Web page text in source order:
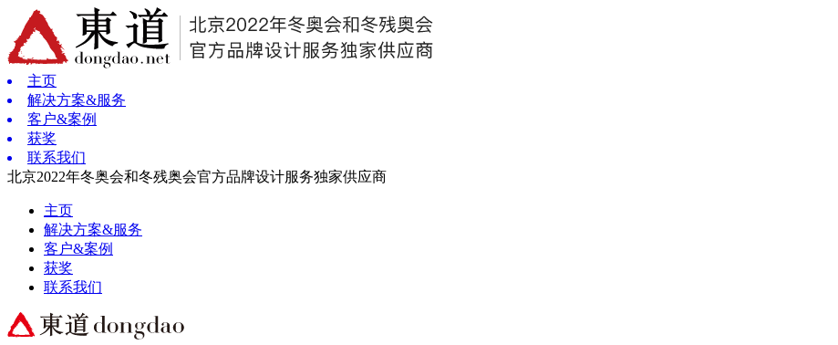
主页
解决方案&服务
客户&案例
获奖
联系我们
北京2022年冬奥会和冬残奥会官方品牌设计服务独家供应商
主页
解决方案&服务
客户&案例
获奖
联系我们